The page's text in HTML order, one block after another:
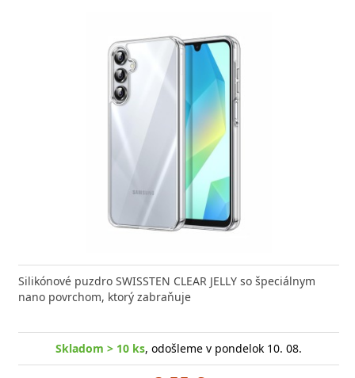
Silikónové puzdro SWISSTEN CLEAR JELLY so špeciálnym
nano povrchom, ktorý zabraňuje
Skladom > 10 ks, odošleme v pondelok 10. 08.